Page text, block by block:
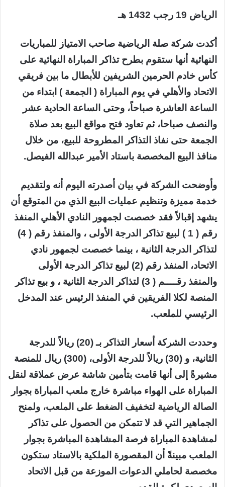
الرياض 19 رجب 1432 هـ
أكدت شركة صلة الرياضية صاحب الامتياز للمباريات
النهائية أنها ستقوم بطرح تذاكر المباراة النهائية على
كأس خادم الحرمين الشريفين للأبطال ما بين فريقي
الاتحاد والأهلي في يوم المباراة ( الجمعة ) ابتداء من
الساعة العاشرة صباحاً، وحتى الساعة الحادية عشر
والنصف صباحا، ثم تعاود فتح مواقع البيع بعد صلاة
الجمعة حتى نفاذ التذاكر المطروحة للبيع، من خلال
منافذ البيع المخصصة باستاد الأمير عبدالله الفيصل.
وأوضحت الشركة في بيان أصدرته اليوم أنه ولتقديم
خدمة مميزة وتنظيم عمليات البيع الذي من المتوقع أن
يشهد إقبالاً فقد خصصت لجمهور النادي الأهلي المنفذ
رقم ( 1 ) لبيع تذاكر الدرجة الأولى ، والمنفذ رقم ( 4)
لتذاكر الدرجة الثانية ، بينما خصصت لجمهور نادي
الاتحاد، المنفذ رقم (2) لبيع تذاكر الدرجة الأولى
والمنفذ رقــــم ( 3) لتذاكر الدرجة الثانية ، و بيع تذاكر
المنصة لكلا الفريقين في المنفذ الرئيس عند المدخل
الرئيسي للملعب.
وحددت الشركة أسعار التذاكر بـ (20) ريالاً للدرجة
الثانية، و (30) ريالاً للدرجة الأولى، (300) ريال للمنصة
مشيرةً إلى أنها قامت بتأمين شاشة عرض عملاقة لنقل
المباراة على الهواء مباشرة خارج ملعب المباراة بجوار
الصالة الرياضية لتخفيف الضغط على الملعب، ولمنح
الجماهير التي قد لا تتمكن من الحصول على تذاكر
لمشاهدة المباراة فرصة المشاهدة المباشرة بجوار
الملعب مبينةً أن المقصورة الملكية بالاستاد ستكون
مخصصة لحاملي الدعوات الموزعة من قبل الاتحاد